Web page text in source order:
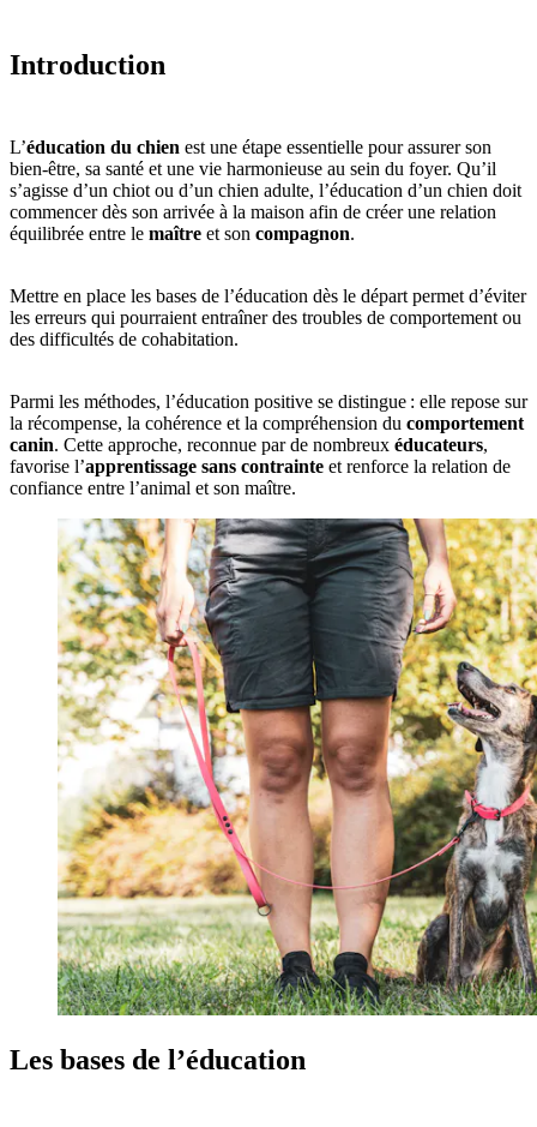
Introduction
L’éducation du chien est une étape essentielle pour assurer son
bien-être, sa santé et une vie harmonieuse au sein du foyer. Qu’il
s’agisse d’un chiot ou d’un chien adulte, l’éducation d’un chien doit
commencer dès son arrivée à la maison afin de créer une relation
équilibrée entre le maître et son compagnon.
Mettre en place les bases de l’éducation dès le départ permet d’éviter
les erreurs qui pourraient entraîner des troubles de comportement ou
des difficultés de cohabitation.
Parmi les méthodes, l’éducation positive se distingue : elle repose sur
la récompense, la cohérence et la compréhension du comportement
canin. Cette approche, reconnue par de nombreux éducateurs,
favorise l’apprentissage sans contrainte et renforce la relation de
confiance entre l’animal et son maître.
Les bases de l’éducation